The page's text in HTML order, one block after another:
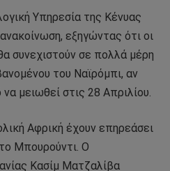
Υπηρεσία της Κένυας
εξηγώντας ότι οι
συνεχιστούν σε πολλά μέρη
του Ναϊρόμπι, αν
μειωθεί στις 28 Απριλίου.
Αφρική έχουν επηρεάσει
Μπουρούντι. Ο
Κασίμ Ματζαλίβα